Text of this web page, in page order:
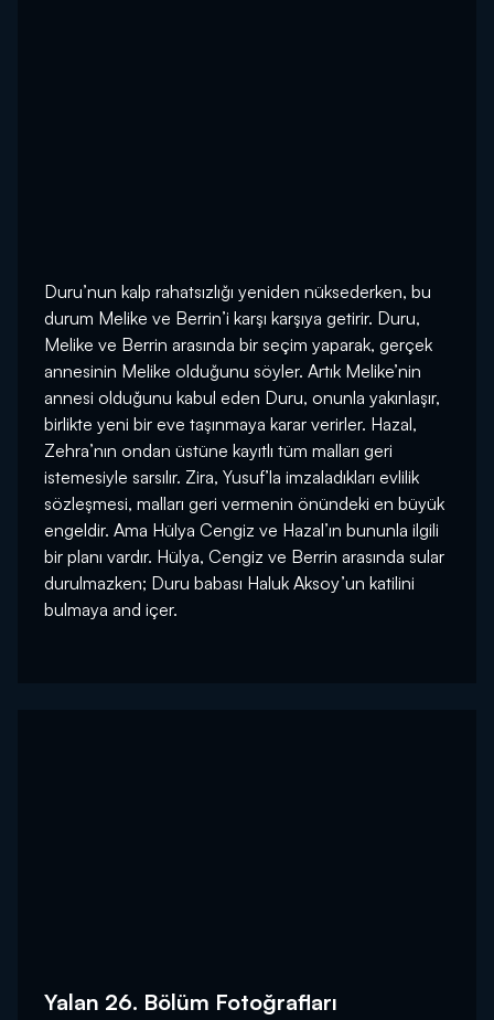
Duru’nun kalp rahatsızlığı yeniden nüksederken, bu
durum Melike ve Berrin’i karşı karşıya getirir. Duru,
Melike ve Berrin arasında bir seçim yaparak, gerçek
annesinin Melike olduğunu söyler. Artık Melike’nin
annesi olduğunu kabul eden Duru, onunla yakınlaşır,
birlikte yeni bir eve taşınmaya karar verirler. Hazal,
Zehra’nın ondan üstüne kayıtlı tüm malları geri
istemesiyle sarsılır. Zira, Yusuf’la imzaladıkları evlilik
sözleşmesi, malları geri vermenin önündeki en büyük
engeldir. Ama Hülya Cengiz ve Hazal’ın bununla ilgili
bir planı vardır. Hülya, Cengiz ve Berrin arasında sular
durulmazken; Duru babası Haluk Aksoy’un katilini
bulmaya and içer.
Yalan 26. Bölüm Fotoğrafları